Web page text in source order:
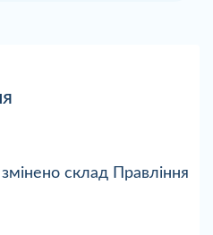
склад Правління